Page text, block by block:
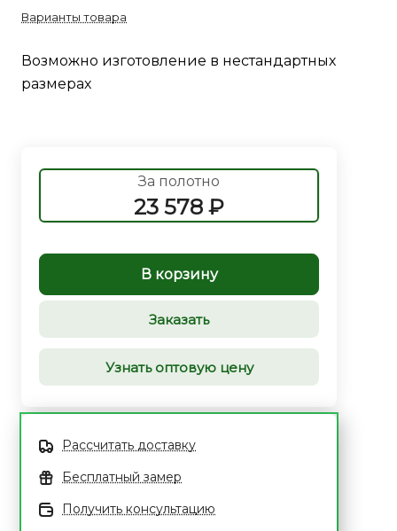
Варианты товара
Возможно изготовление в нестандартных
размерах
За полотно
23 578 ₽
В корзину
Заказать
Узнать оптовую цену
Рассчитать доставку
Бесплатный замер
Получить консультацию